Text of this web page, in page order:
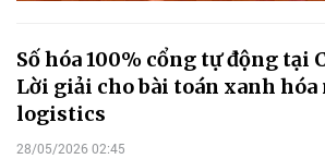
Số hóa 100% cổng tự động tại
Lời giải cho bài toán xanh hóa
logistics
28/05/2026 02:45